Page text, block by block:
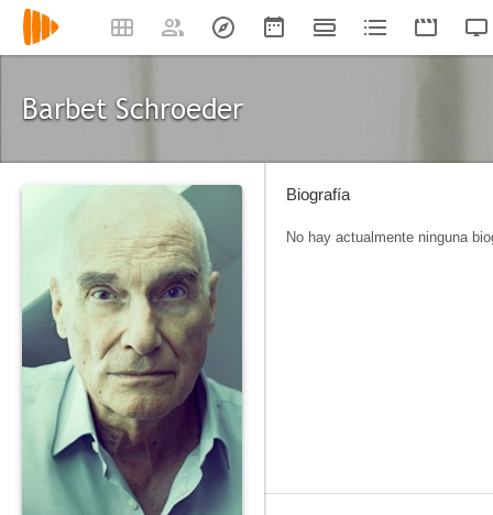
Barbet Schroeder
Biografía
No hay actualmente ninguna